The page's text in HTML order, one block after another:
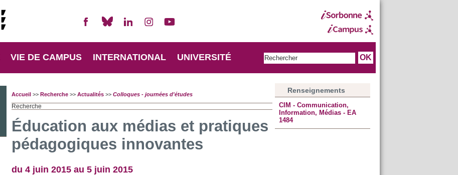
VIE DE CAMPUS INTERNATIONAL UNIVERSITÉ
Accueil>> Recherche>> Actualités>> Colloques - journées d'études
Recherche
Éducation aux médias et pratiques
pédagogiques innovantes
du 4 juin 2015 au 5 juin 2015
Renseignements
CIM - Communication,
Information, Médias - EA
1484